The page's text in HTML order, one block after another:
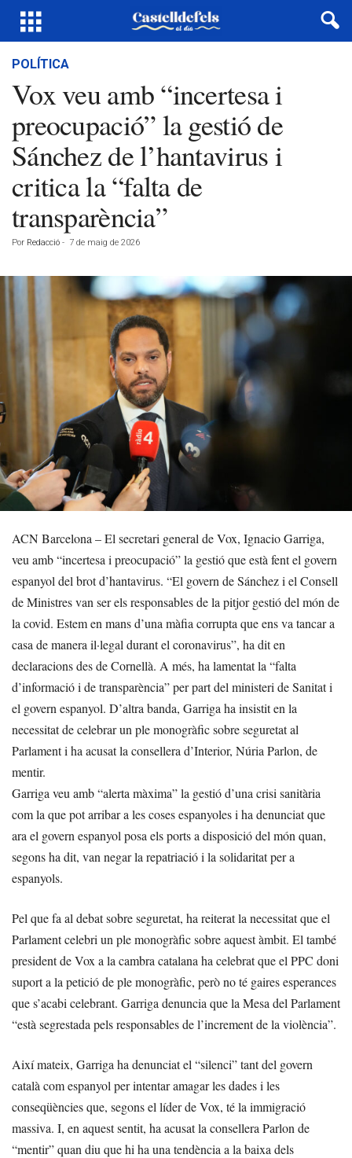
POLÍTICA
Vox veu amb “incertesa i
preocupació” la gestió de
Sánchez de l’hantavirus i
critica la “falta de
transparència”
Por Redacció - 7 de maig de 2026
ACN Barcelona – El secretari general de Vox, Ignacio Garriga,
veu amb “incertesa i preocupació” la gestió que està fent el govern
espanyol del brot d’hantavirus. “El govern de Sánchez i el Consell
de Ministres van ser els responsables de la pitjor gestió del món de
la covid. Estem en mans d’una màfia corrupta que ens va tancar a
casa de manera il·legal durant el coronavirus”, ha dit en
declaracions des de Cornellà. A més, ha lamentat la “falta
d’informació i de transparència” per part del ministeri de Sanitat i
el govern espanyol. D’altra banda, Garriga ha insistit en la
necessitat de celebrar un ple monogràfic sobre seguretat al
Parlament i ha acusat la consellera d’Interior, Núria Parlon, de
mentir.
Garriga veu amb “alerta màxima” la gestió d’una crisi sanitària
com la que pot arribar a les coses espanyoles i ha denunciat que
ara el govern espanyol posa els ports a disposició del món quan,
segons ha dit, van negar la repatriació i la solidaritat per a
espanyols.
Pel que fa al debat sobre seguretat, ha reiterat la necessitat que el
Parlament celebri un ple monogràfic sobre aquest àmbit. El també
president de Vox a la cambra catalana ha celebrat que el PPC doni
suport a la petició de ple monogràfic, però no té gaires esperances
que s’acabi celebrant. Garriga denuncia que la Mesa del Parlament
“està segrestada pels responsables de l’increment de la violència”.
Així mateix, Garriga ha denunciat el “silenci” tant del govern
català com espanyol per intentar amagar les dades i les
conseqüències que, segons el líder de Vox, té la immigració
massiva. I, en aquest sentit, ha acusat la consellera Parlon de
“mentir” quan diu que hi ha una tendència a la baixa dels